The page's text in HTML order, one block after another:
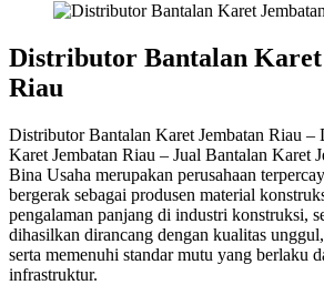
Distributor Bantalan Karet
Riau
Distributor Bantalan Karet Jembatan Riau –
Karet Jembatan Riau – Jual Bantalan Karet
Bina Usaha merupakan perusahaan
bergerak sebagai produsen material
pengalaman panjang di industri konstruksi,
dihasilkan dirancang dengan kualitas
serta memenuhi standar mutu yang berlaku
infrastruktur.